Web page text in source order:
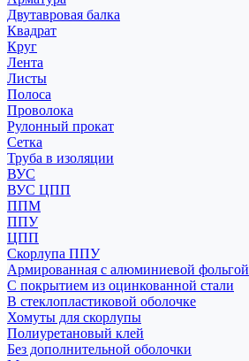
Двутавровая балка
Квадрат
Круг
Лента
Листы
Полоса
Проволока
Рулонный прокат
Сетка
Труба в изоляции
ВУС
ВУС ЦПП
ППМ
ППУ
ЦПП
Скорлупа ППУ
Армированная с алюминиевой фольгой
С покрытием из оцинкованной стали
В стеклопластиковой оболочке
Хомуты для скорлупы
Полиуретановый клей
Без дополнительной оболочки